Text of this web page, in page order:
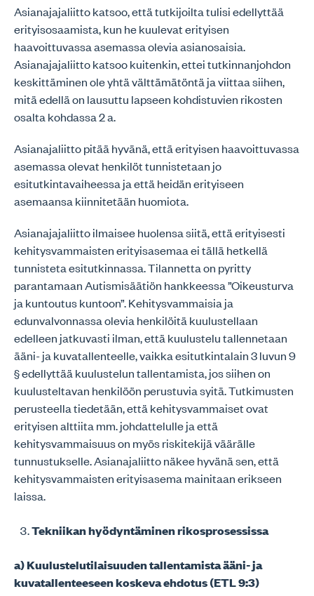
Asianajajaliitto katsoo, että tutkijoilta tulisi edellyttää
erityisosaamista, kun he kuulevat erityisen
haavoittuvassa asemassa olevia asianosaisia.
Asianajajaliitto katsoo kuitenkin, ettei tutkinnanjohdon
keskittäminen ole yhtä välttämätöntä ja viittaa siihen,
mitä edellä on lausuttu lapseen kohdistuvien rikosten
osalta kohdassa 2 a.
Asianajaliitto pitää hyvänä, että erityisen haavoittuvassa
asemassa olevat henkilöt tunnistetaan jo
esitutkintavaiheessa ja että heidän erityiseen
asemaansa kiinnitetään huomiota.
Asianajajaliitto ilmaisee huolensa siitä, että erityisesti
kehitysvammaisten erityisasemaa ei tällä hetkellä
tunnisteta esitutkinnassa. Tilannetta on pyritty
parantamaan Autismisäätiön hankkeessa ”Oikeusturva
ja kuntoutus kuntoon”. Kehitysvammaisia ja
edunvalvonnassa olevia henkilöitä kuulustellaan
edelleen jatkuvasti ilman, että kuulustelu tallennetaan
ääni- ja kuvatallenteelle, vaikka esitutkintalain 3 luvun 9
§ edellyttää kuulustelun tallentamista, jos siihen on
kuulusteltavan henkilöön perustuvia syitä. Tutkimusten
perusteella tiedetään, että kehitysvammaiset ovat
erityisen alttiita mm. johdattelulle ja että
kehitysvammaisuus on myös riskitekijä väärälle
tunnustukselle. Asianajaliitto näkee hyvänä sen, että
kehitysvammaisten erityisasema mainitaan erikseen
laissa.
Tekniikan hyödyntäminen rikosprosessissa
a) Kuulustelutilaisuuden tallentamista ääni- ja
kuvatallenteeseen koskeva ehdotus (ETL 9:3)